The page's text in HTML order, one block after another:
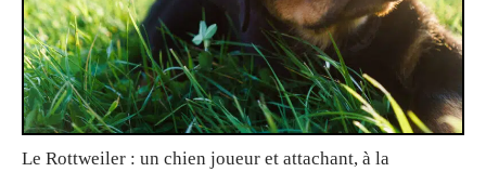
Le Rottweiler : un chien joueur et attachant, à la